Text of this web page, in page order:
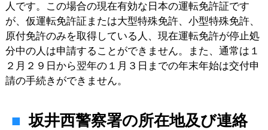
人です。この場合の現在有効な日本の運転免許証です
が、仮運転免許証または大型特殊免許、小型特殊免許、
原付免許のみを取得している人、現在運転免許が停止処
分中の人は申請することができません。また、通常は１
２月２９日から翌年の１月３日までの年末年始は交付申
請の手続きができません。
坂井西警察署の所在地及び連絡